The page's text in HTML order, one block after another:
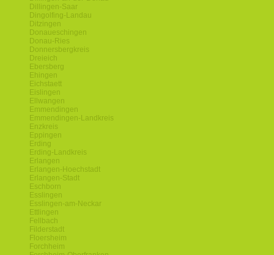
Dillingen-Saar
Dingolfing-Landau
Ditzingen
Donaueschingen
Donau-Ries
Donnersbergkreis
Dreieich
Ebersberg
Ehingen
Eichstaett
Eislingen
Ellwangen
Emmendingen
Emmendingen-Landkreis
Enzkreis
Eppingen
Erding
Erding-Landkreis
Erlangen
Erlangen-Hoechstadt
Erlangen-Stadt
Eschborn
Esslingen
Esslingen-am-Neckar
Ettlingen
Fellbach
Filderstadt
Floersheim
Forchheim